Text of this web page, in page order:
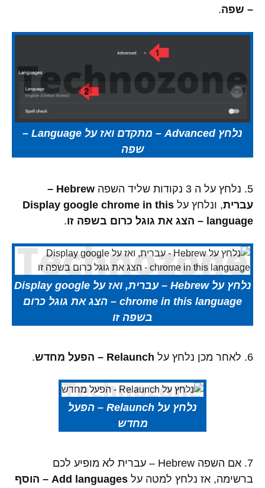
– שפה.
נלחץ Advanced – מתקדם ואז על Language –
שפה
5. נלחץ על ה 3 נקודות שליד השפה
Hebrew –
עברית, ונלחץ על Display google chrome in this
language – הצג את גוגל כרום בשפה זו
.
נלחץ על Hebrew – עברית, ואז על Display google
chrome in this language – הצג את גוגל כרום
בשפה זו
6. לאחר מכן נלחץ על Relaunch – הפעל מחדש .
נלחץ על Relaunch – הפעל
מחדש
7. אם השפה Hebrew – עברית לא מופיע לכם
ברשימה, אז נלחץ למטה על
Add languages – הוסף